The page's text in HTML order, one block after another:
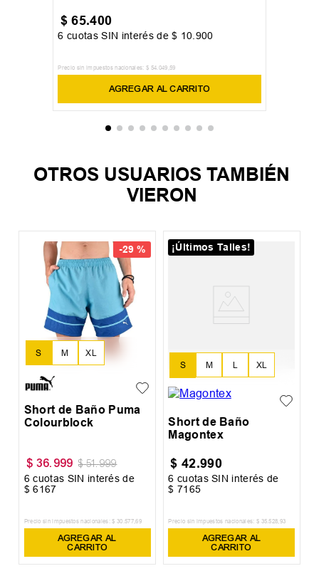
$ 65.400
6 cuotas SIN interés de$ 10 900
Precio sin impuestos nacionales: $ 54.049 ,59
AGREGAR AL CARRITO
OTROS USUARIOS TAMBIÉN
VIERON
-29 %
S M XL
Short de Baño Puma
Colourblock
$ 36. 999 $ 51.999
6 cuotas SIN interés de
$ 6167
Precio sin impuestos nacionales: $ 30 .577,69
AGREGAR AL
CARRITO
¡Últimos Talles!
S L
M XL
XXL
Short de Baño
Magontex
$ 42.990
6 cuotas SIN interés de
$ 7165
Precio sin impuestos nacionales: $ 35.528,93
AGREGAR AL
CARRITO